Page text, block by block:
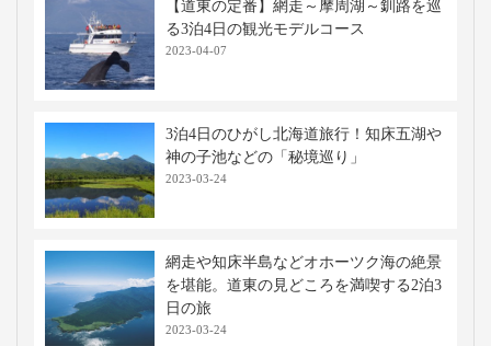
【道東の定番】網走～摩周湖～釧路を巡
る3泊4日の観光モデルコース
2023-04-07
3泊4日のひがし北海道旅行！知床五湖や
神の子池などの「秘境巡り」
2023-03-24
網走や知床半島などオホーツク海の絶景
を堪能。道東の見どころを満喫する2泊3
日の旅
2023-03-24